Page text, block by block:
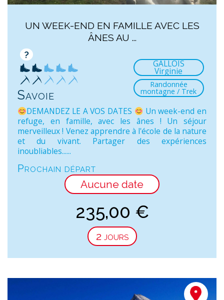
UN WEEK-END EN FAMILLE AVEC LES
ÂNES AU ...
?
Savoie
GALLOIS
Virginie
Randonnée
montagne / Trek
DEMANDEZ LE A VOS DATES
Un week-end en
refuge, en famille, avec les ânes ! Un séjour
merveilleux ! Venez apprendre à l'école de la nature
et du vivant. Partager des expériences
inoubliables......
Prochain départ
Aucune date
235,00 €
2 jours